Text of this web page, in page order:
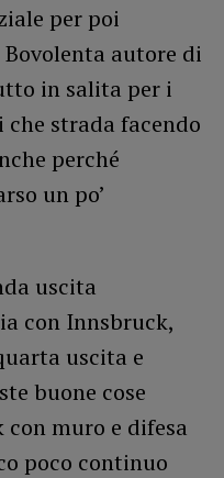
per poi
autore di
in salita per i
strada facendo
perché
un po’
uscita
con Innsbruck,
uscita e
buone cose
muro e difesa
poco continuo